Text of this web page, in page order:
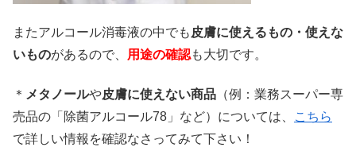
またアルコール消毒液の中でも 皮膚に使えるもの・使えな
いものがあるので、 用途の確認も大切です。
＊ メタノールや皮膚に使えない商品 （例：業務スーパー専
売品の「除菌アルコール78」など）については、
こちら
で詳しい情報を確認なさってみて下さい！